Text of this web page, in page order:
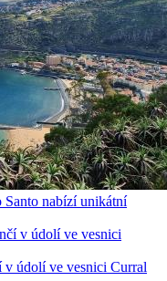
Santo nabízí unikátní
v údolí ve vesnici Curral